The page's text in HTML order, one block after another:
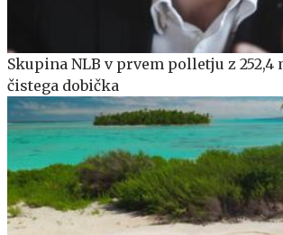
Skupina NLB v prvem polletju z
čistega dobička